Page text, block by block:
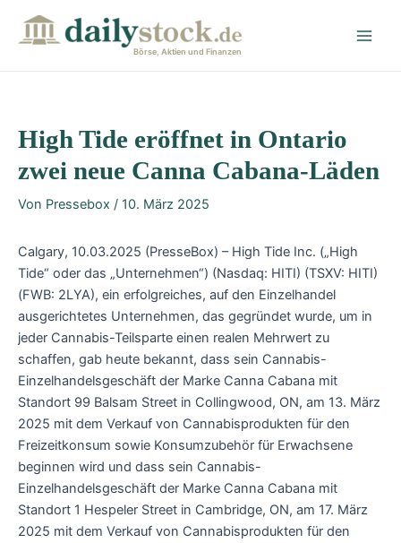
Börse, Aktien und Finanzen
High Tide eröffnet in Ontario
zwei neue Canna Cabana-Läden
Von Pressebox / 10. März 2025
Calgary, 10.03.2025 (PresseBox) – High Tide Inc. („High
Tide“ oder das „Unternehmen“) (Nasdaq: HITI) (TSXV: HITI)
(FWB: 2LYA), ein erfolgreiches, auf den Einzelhandel
ausgerichtetes Unternehmen, das gegründet wurde, um in
jeder Cannabis-Teilsparte einen realen Mehrwert zu
schaffen, gab heute bekannt, dass sein Cannabis-
Einzelhandelsgeschäft der Marke Canna Cabana mit
Standort 99 Balsam Street in Collingwood, ON, am 13. März
2025 mit dem Verkauf von Cannabisprodukten für den
Freizeitkonsum sowie Konsumzubehör für Erwachsene
beginnen wird und dass sein Cannabis-
Einzelhandelsgeschäft der Marke Canna Cabana mit
Standort 1 Hespeler Street in Cambridge, ON, am 17. März
2025 mit dem Verkauf von Cannabisprodukten für den